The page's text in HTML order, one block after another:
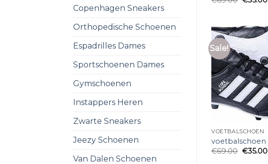
Copenhagen Sneakers
Orthopedische Schoenen
Espadrilles Dames
Sportschoenen Dames
Gymschoenen
Instappers Heren
Zwarte Sneakers
Jeezy Schoenen
Van Dalen Schoenen
Sale!
VOETBALSCHOEN
voetbalschoen
€69.00 €35.00